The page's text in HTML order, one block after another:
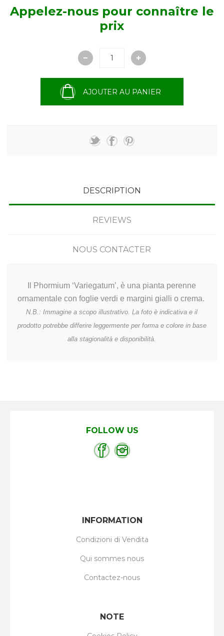
Appelez-nous pour connaître le
prix
AJOUTER AU PANIER
DESCRIPTION
REVIEWS
NOUS CONTACTER
Il Phormium ‘Variegatum’, è una pianta perenne
ornamentale con foglie verdi e margini gialli o crema.
N.B.: Immagine a scopo illustrativo. La foto è indicativa e il
prodotto potrebbe differire leggermente per forma e colore in base
alla stagionalità e disponibilità.
FOLLOW US
INFORMATION
Condizioni di Vendita
Qui sommes nous
Contactez-nous
NOTE